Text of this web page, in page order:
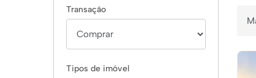
Transação
Tipos de imóvel